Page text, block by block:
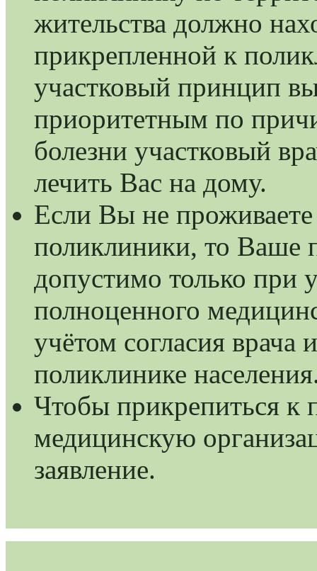
жительства должно
прикрепленной к
участковый принцип
приоритетным по
болезни участковый
лечить Вас на дому.
Если Вы не
поликлиники, то Ваше
допустимо только при
полноценного
учётом согласия врача
поликлинике
Чтобы прикрепиться к
медицинскую
заявление.